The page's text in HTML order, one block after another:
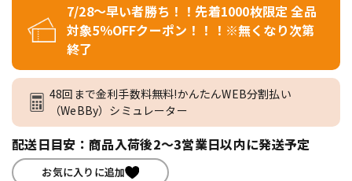
7/28～早い者勝ち！！先着1000枚限定 全品
対象5％OFFクーポン！！！※無くなり次第
終了
48回まで金利手数料無料!かんたんWEB分割払い
（WeBBy）シミュレーター
配送日目安：商品入荷後2～3営業日以内に発送予定
お気に入りに追加